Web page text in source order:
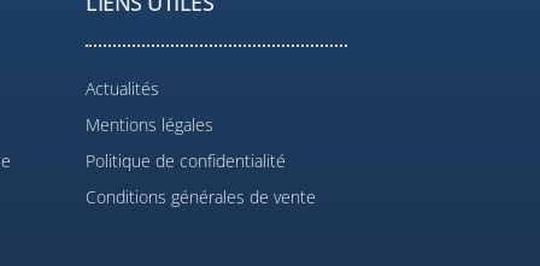
Actualités
Mentions légales
Politique de confidentialité
Conditions générales de vente